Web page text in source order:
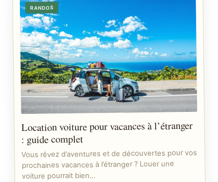
RANDOS
Location voiture pour vacances à l’étranger
: guide complet
Vous rêvez d’aventures et de découvertes pour vos
prochaines vacances à l’étranger ? Louer une
voiture pourrait bien…